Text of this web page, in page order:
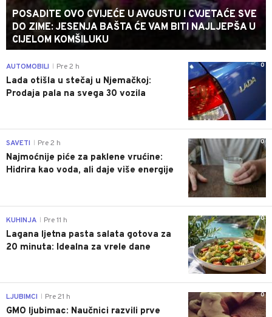
POSADITE OVO CVIJEĆE U AVGUSTU I CVJETAĆE SVE
DO ZIME: JESENJA BAŠTA ĆE VAM BITI NAJLJEPŠA U
CIJELOM KOMŠILUKU
0
AUTOMOBILI Pre 2 h
Lada otišla u stečaj u Njemačkoj:
Prodaja pala na svega 30 vozila
0
SAVETI Pre 2 h
Najmoćnije piće za paklene vrućine:
Hidrira kao voda, ali daje više energije
0
KUHINJA Pre 11 h
Lagana ljetna pasta salata gotova za
20 minuta: Idealna za vrele dane
0
LJUBIMCI Pre 21 h
GMO ljubimac: Naučnici razvili prve